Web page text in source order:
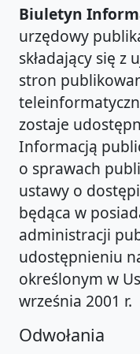
Biuletyn
urzędowy
składający się
stron
zostaje
Informacją
o sprawach
ustawy o
będąca w
administracji
udostępnieniu
określonym w
września 2001 r.
Odwołania